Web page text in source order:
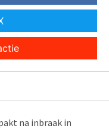
na inbraak in